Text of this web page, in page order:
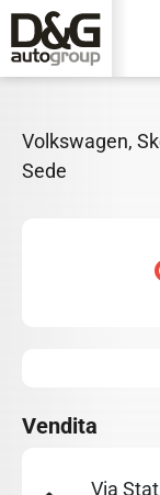
Volkswagen,
Sede
Vendita
Via